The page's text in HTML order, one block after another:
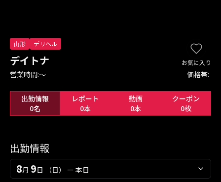
山形 デリヘル
デイトナ お気に入り
営業時間:〜 価格帯:
出勤情報
0名
レポート
0本
動画
0本
クーポン
0枚
出勤情報
8月 9日 （日）
ー 本日